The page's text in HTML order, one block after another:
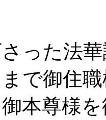
った法
で御住
本尊様